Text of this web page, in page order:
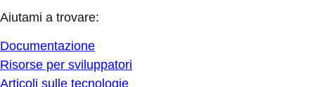
Aiutami a trovare:
Documentazione
Risorse per sviluppatori
Articoli sulle tecnologie